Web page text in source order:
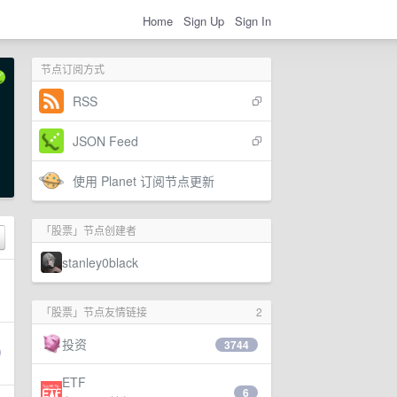
Home Sign Up Sign In
节点订阅方式
RSS
JSON Feed
使用 Planet 订阅节点更新
「股票」节点创建者
stanley0black
2
「股票」节点友情链接
投资 3744
ETF
6